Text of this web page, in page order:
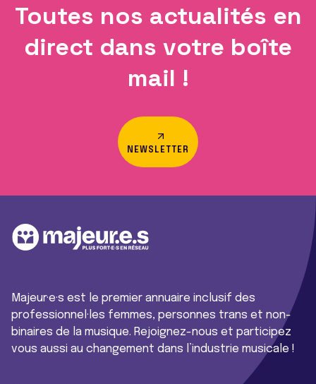
Toutes nos actualités en
direct dans votre boîte
mail !
NEWSLETTER
Majeur·e·s est le premier annuaire inclusif des
professionnel·les femmes, personnes trans et non-
binaires de la musique. Rejoignez-nous et participez
vous aussi au changement dans l’industrie musicale !